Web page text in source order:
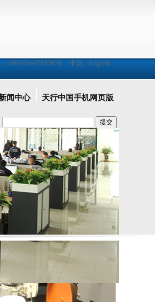
+86-024-62833676 中文 | English
闻中心 天行中国手机网页版